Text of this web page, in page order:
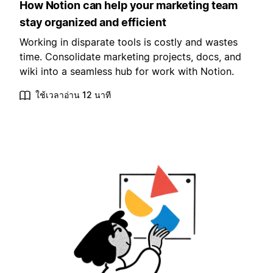
How Notion can help your marketing team
stay organized and efficient
Working in disparate tools is costly and wastes
time. Consolidate marketing projects, docs, and
wiki into a seamless hub for work with Notion.
ใช้เวลาอ่าน 12 นาที